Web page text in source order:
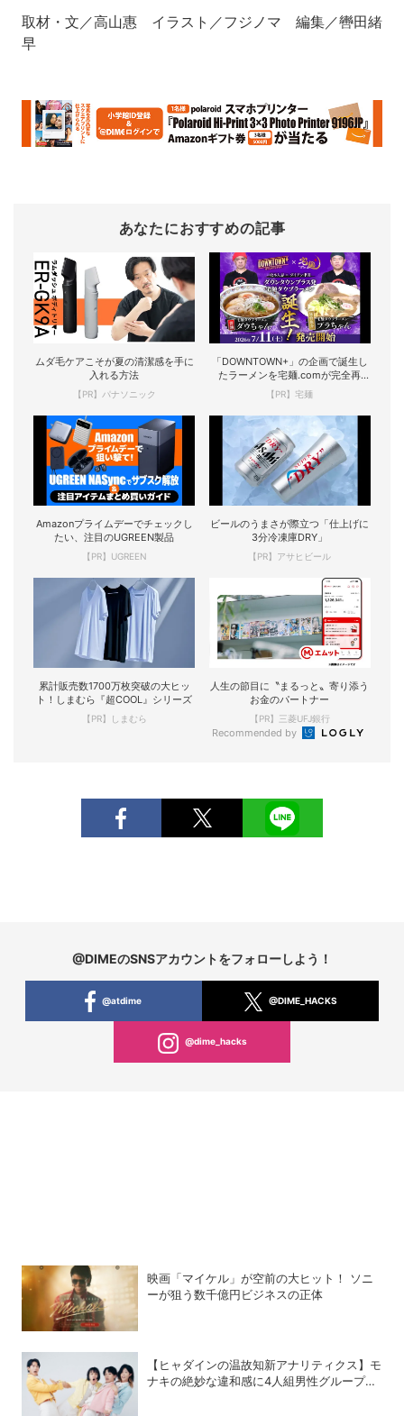
取材・文／高山惠 イラスト／フジノマ 編集／轡田緒
早
あなたにおすすめの記事
ムダ毛ケアこそが夏の清潔感を手に
入れる方法
【PR】パナソニック
「DOWNTOWN+」の企画で誕生し
たラーメンを宅麺.comが完全再
現！
【PR】宅麺
Amazonプライムデーでチェックし
たい、注目のUGREEN製品
【PR】UGREEN
ビールのうまさが際立つ「仕上げに
3分冷凍庫DRY」
【PR】アサヒビール
累計販売数1700万枚突破の大ヒッ
ト！しまむら『超COOL』シリーズ
【PR】しまむら
人生の節目に〝まるっと〟寄り添う
お金のパートナー
【PR】三菱UFJ銀行
Recommended by
@DIMEのSNSアカウントをフォローしよう！
@atdime @DIME_HACKS
@dime_hacks
映画「マイケル」が空前の大ヒット！ ソニ
ーが狙う数千億円ビジネスの正体
【ヒャダインの温故知新アナリティクス】モ
ナキの絶妙な違和感に4人組男性グループの